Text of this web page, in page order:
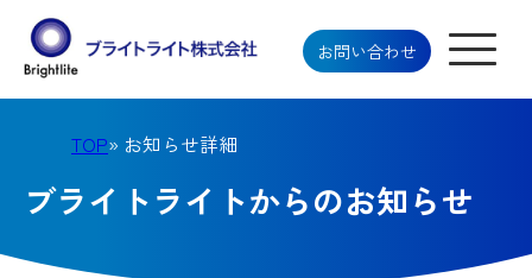
お問い合わせ
TOP» お知らせ詳細
ブライトライトからのお知らせ